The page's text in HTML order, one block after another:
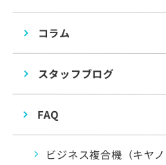
コラム
スタッフブログ
FAQ
ビジネス複合機（キヤノ